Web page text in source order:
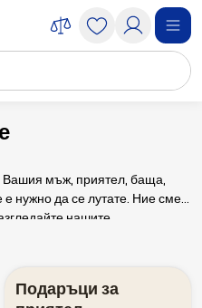
мъже
Вашия мъж, приятел, баща,
е нужно да се лутате. Ние сме
нашите
избор от продукти за
Подаръци за